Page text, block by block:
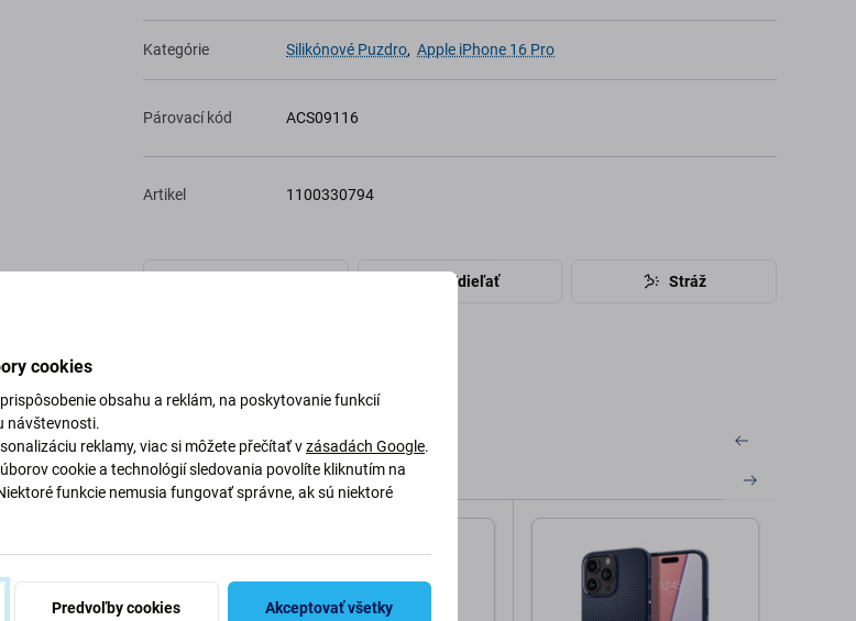
Kategórie Silikónové Puzdro, Apple iPhone 16 Pro
Párovací kód ACS09116
Artikel 1100330794
Zdieľať Stráž
cookies
obsahu a reklám, na poskytovanie funkcií
návštevnosti.
reklamy, viac si môžete přečítať vzásadách Google.
cookie a technológií sledovania povolíte kliknutím na
funkcie nemusia fungovať správne, ak sú niektoré
Predvoľby cookies Akceptovať všetky